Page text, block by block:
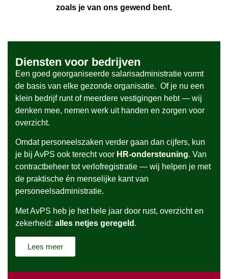
zoals je van ons gewend bent.
Diensten voor bedrijven
Een goed georganiseerde salarisadministratie vormt
de basis van elke gezonde organisatie. Of je nu een
klein bedrijf runt of meerdere vestigingen hebt — wij
denken mee, nemen werk uit handen en zorgen voor
overzicht.
Omdat personeelszaken verder gaan dan cijfers, kun
je bij AvPS ook terecht voor HR-ondersteuning. Van
contractbeheer tot verlofregistratie — wij helpen je met
de praktische én menselijke kant van
personeelsadministratie.
Met AvPS heb je het hele jaar door rust, overzicht en
zekerheid: alles netjes geregeld .
Lees meer